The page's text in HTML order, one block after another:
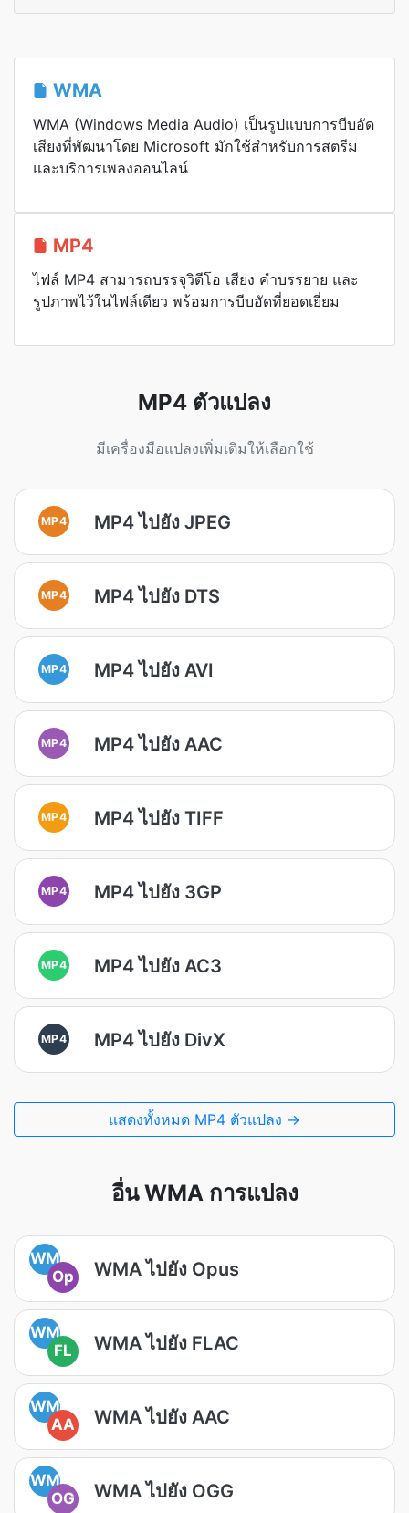
WMA
WMA (Windows Media Audio) เป็นรูปแบบการบีบอัด
เสียงที่พัฒนาโดย Microsoft มักใช้สำหรับการสตรีม
และบริการเพลงออนไลน์
MP4
ไฟล์ MP4 สามารถบรรจุวิดีโอ เสียง คำบรรยาย และ
รูปภาพไว้ในไฟล์เดียว พร้อมการบีบอัดที่ยอดเยี่ยม
MP4 ตัวแปลง
มีเครื่องมือแปลงเพิ่มเติมให้เลือกใช้
MP4 MP4 ไปยัง JPEG
MP4 MP4 ไปยัง DTS
MP4 MP4 ไปยัง AVI
MP4 MP4 ไปยัง AAC
MP4 MP4 ไปยัง TIFF
MP4 MP4 ไปยัง 3GP
MP4 MP4 ไปยัง AC3
MP4 MP4 ไปยัง DivX
แสดงทั้งหมด MP4 ตัวแปลง →
อื่น WMA การแปลง
WM
Op
WMA ไปยัง Opus
WM
FL
WMA ไปยัง FLAC
WM
AA
WMA ไปยัง AAC
WM
OG
WMA ไปยัง OGG